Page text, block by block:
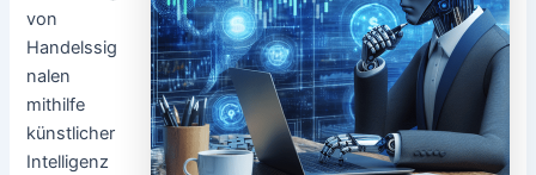
von
Handelssig
nalen
mithilfe
künstlicher
Intelligenz